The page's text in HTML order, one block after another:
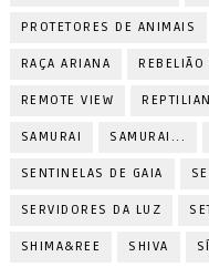
PROTETORES DE ANIMAIS
RAÇA ARIANA
REMOTE VIEW
SAMURAI SAMURAI...
SENTINELAS DE GAIA
SERVIDORES DA LUZ
SHIMA&REE SHIVA